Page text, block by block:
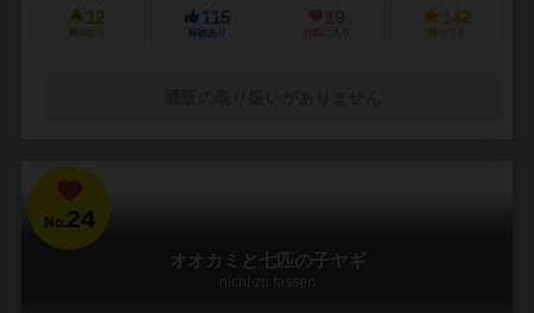
12
興味あり
115
経験あり
19
お気に入り
142
持ってる
No.24
オオカミと七匹の子ヤギ
nicht zu fassen